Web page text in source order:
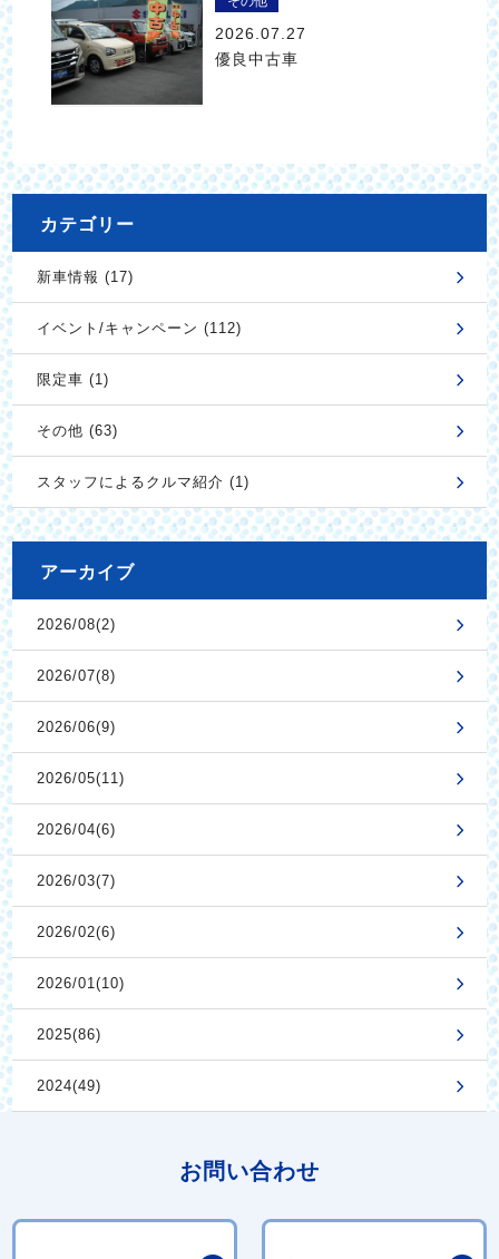
2026.07.27
優良中古車
カテゴリー
新車情報 (17)
イベント/キャンペーン (112)
限定車 (1)
その他 (63)
スタッフによるクルマ紹介 (1)
アーカイブ
2026/08(2)
2026/07(8)
2026/06(9)
2026/05(11)
2026/04(6)
2026/03(7)
2026/02(6)
2026/01(10)
2025(86)
2024(49)
お問い合わせ